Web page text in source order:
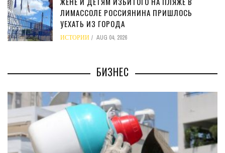
ЛИМАССОЛЕ РОССИЯНИНА ПРИШЛОСЬ
УЕХАТЬ ИЗ ГОРОДА
ИСТОРИИ AUG 04, 2026
БИЗНЕС